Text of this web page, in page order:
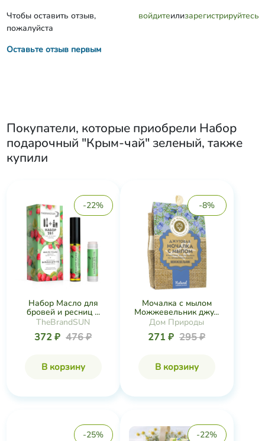
Чтобы оставить отзыв,
пожалуйста
войдитеилизарегистрируйтесь
Оставьте отзыв первым
Покупатели, которые приобрели Набор
подарочный "Крым-чай" зеленый, также
купили
-22%
Набор Масло для
бровей и ресниц ...
TheBrandSUN
372 ₽ 476 ₽
В корзину
-8%
Мочалка с мылом
Можжевельник джу...
Дом Природы
271 ₽ 295 ₽
В корзину
-25% -22%